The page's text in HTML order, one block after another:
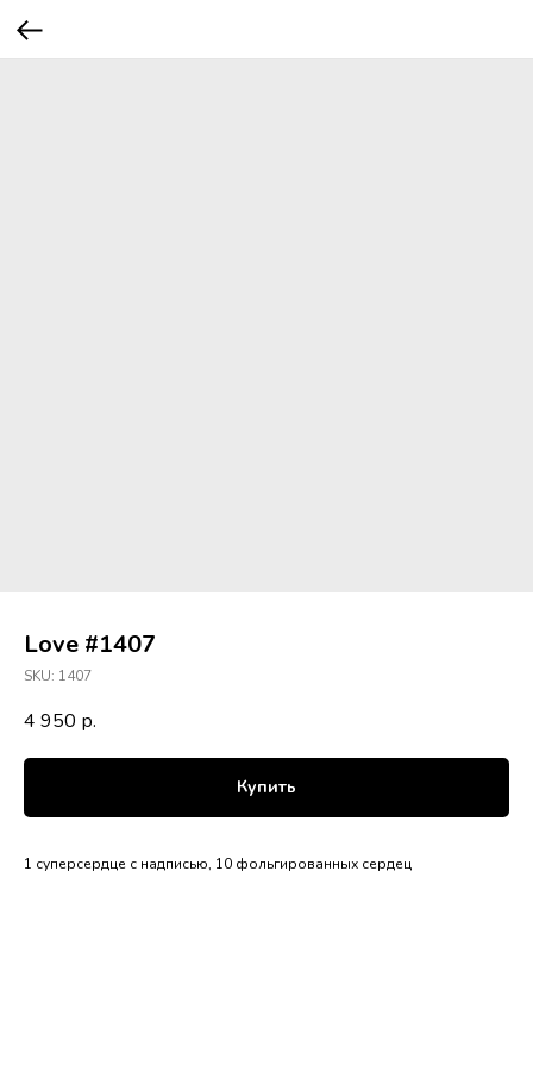
Love #1407
SKU: 1407
4 950 р.
Купить
1 суперсердце с надписью, 10 фольгированных сердец